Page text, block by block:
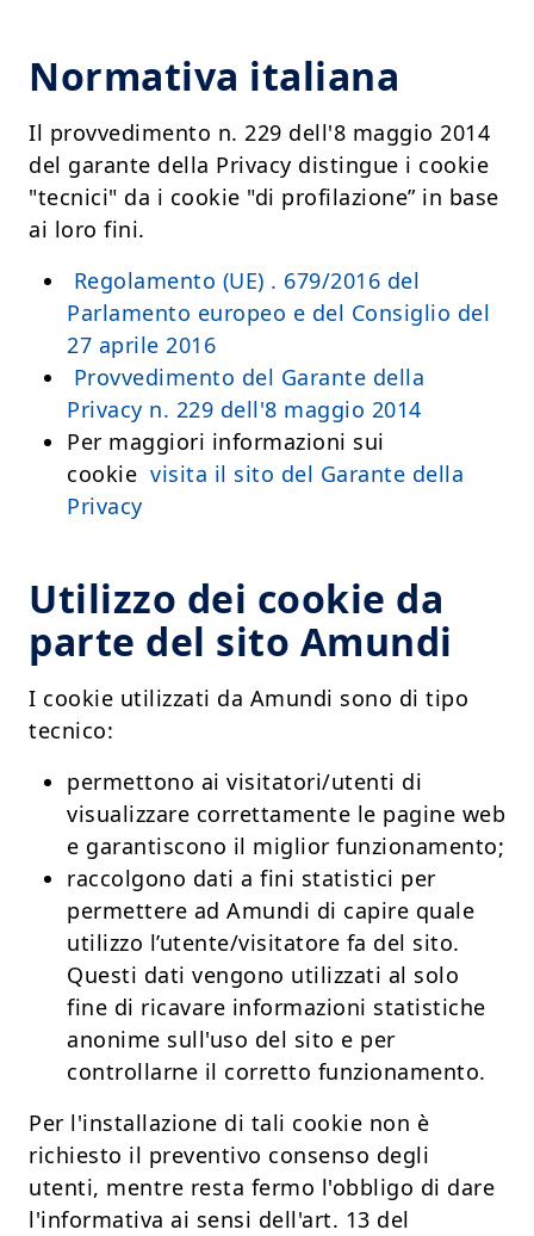
Normativa italiana
Il provvedimento n. 229 dell'8 maggio 2014
del garante della Privacy distingue i cookie
"tecnici" da i cookie "di profilazione” in base
ai loro fini.
Regolamento (UE) . 679/2016 del
Parlamento europeo e del Consiglio del
27 aprile 2016
Provvedimento del Garante della
Privacy n. 229 dell'8 maggio 2014
Per maggiori informazioni sui
cookie visita il sito del Garante della
Privacy
Utilizzo dei cookie da
parte del sito Amundi
I cookie utilizzati da Amundi sono di tipo
tecnico:
permettono ai visitatori/utenti di
visualizzare correttamente le pagine web
e garantiscono il miglior funzionamento;
raccolgono dati a fini statistici per
permettere ad Amundi di capire quale
utilizzo l’utente/visitatore fa del sito.
Questi dati vengono utilizzati al solo
fine di ricavare informazioni statistiche
anonime sull'uso del sito e per
controllarne il corretto funzionamento.
Per l'installazione di tali cookie non è
richiesto il preventivo consenso degli
utenti, mentre resta fermo l'obbligo di dare
l'informativa ai sensi dell'art. 13 del